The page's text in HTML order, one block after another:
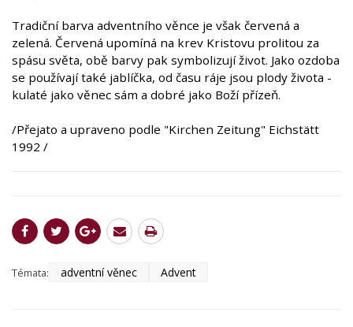
Tradiční barva adventního věnce je však červená a
zelená. Červená upomíná na krev Kristovu prolitou za
spásu světa, obě barvy pak symbolizují život. Jako ozdoba
se používají také jablíčka, od času ráje jsou plody života -
kulaté jako věnec sám a dobré jako Boží přízeň.
/Přejato a upraveno podle "Kirchen Zeitung" Eichstätt
1992 /
Témata: adventní věnec Advent